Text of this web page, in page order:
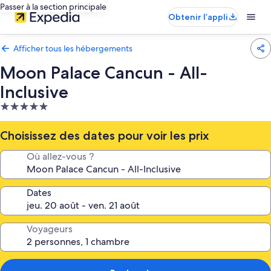
Passer à la section principale
Obtenir l’appli
Afficher tous les hébergements
Moon Palace Cancun - All-
Inclusive
Hébergement
5.0 étoiles
Choisissez des dates pour voir les prix
Où allez-vous ?
Dates
Voyageurs